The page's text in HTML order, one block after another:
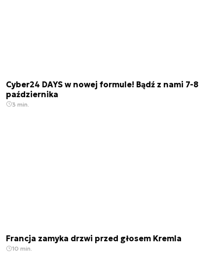
Cyber24 DAYS w nowej formule! Bądź z nami 7-8
października
3 min.
Francja zamyka drzwi przed głosem Kremla
10 min.